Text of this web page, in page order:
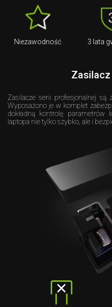
Niezawodność 3 lata
Zasilacz
Zasilacze serii profesjonalnej są
Wyposażono je w komplet
dokładną kontrolę parametrów
laptopa nie tylko szybko, ale i